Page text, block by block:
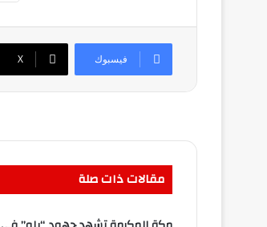
فيسبوك ‫X
مقالات ذات صلة